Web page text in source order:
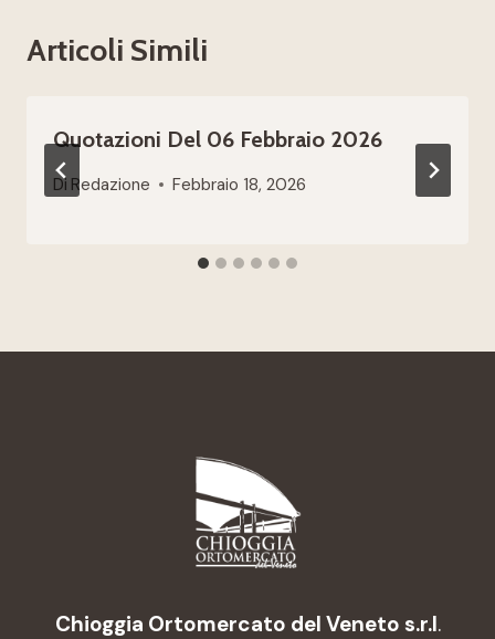
Articoli Simili
Quotazioni Del 06 Febbraio 2026
Di Redazione Febbraio 18, 2026
Chioggia Ortomercato del Veneto s.r.l.